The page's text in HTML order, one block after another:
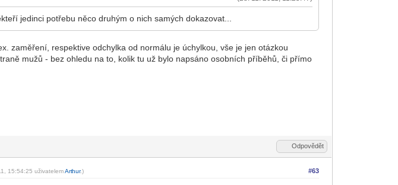
jedinci potřebu něco druhým o nich samých dokazovat...
zaměření, respektive odchylka od normálu je úchylkou, vše je jen otázkou
mužů - bez ohledu na to, kolik tu už bylo napsáno osobních příběhů, či přímo
Odpovědět
#63
15:54:25 uživatelemArthur.)